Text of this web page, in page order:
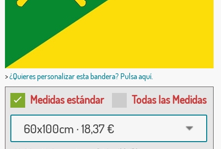
>¿Quieres personalizar esta bandera? Pulsa aquí.
Medidas estándar Todas las Medidas
60x100cm · 18,37 €